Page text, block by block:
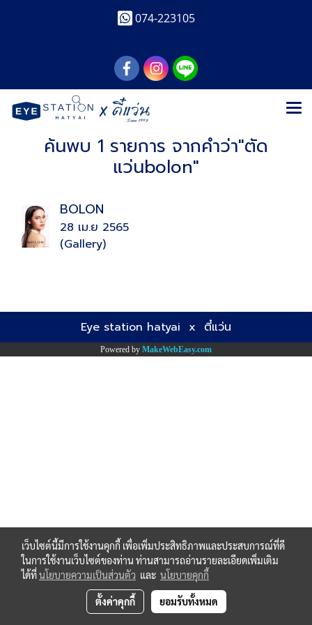
074-223105
ค้นพบ 1 รายการ จากคำว่า"ตัด
แว่นbolon"
BOLON
28 เม.ย 2565
(Gallery)
Eye station hatyai x ตี๋แว่น
Powered by MakeWebEasy.com
เว็บไซต์นี้มีการใช้งานคุกกี้ เพื่อเพิ่มประสิทธิภาพและประสบการณ์ที่ดี
ในการใช้งานเว็บไซต์ของท่าน ท่านสามารถอ่านรายละเอียดเพิ่มเติม
ได้ที่นโยบายความเป็นส่วนตัว และ นโยบายคุกกี้
ตั้งค่าคุกกี้ ยอมรับทั้งหมด